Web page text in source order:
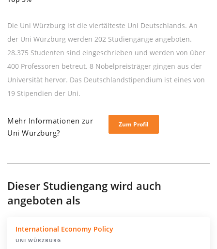
Die Uni Würzburg ist die viertälteste Uni Deutschlands. An
der Uni Würzburg werden 202 Studiengänge angeboten.
28.375 Studenten sind eingeschrieben und werden von über
400 Professoren betreut. 8 Nobelpreisträger gingen aus der
Universität hervor. Das Deutschlandstipendium ist eines von
19 Stipendien der Uni.
Mehr Informationen zur
Uni Würzburg?
Zum Profil
Dieser Studiengang wird auch
angeboten als
International Economy Policy
UNI WÜRZBURG